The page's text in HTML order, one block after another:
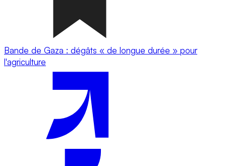
Bande de Gaza : dégâts « de longue durée » pour
l'agriculture